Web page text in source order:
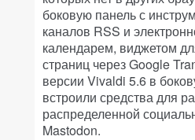
боковую панель с
каналов RSS и
календарем, виджетом
страниц через Google
версии Vivaldi 5.6 в
встроили средства для
распределенной
Mastodon.